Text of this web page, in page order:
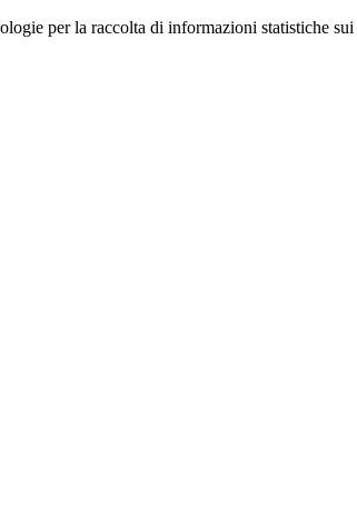
per la raccolta di informazioni statistiche